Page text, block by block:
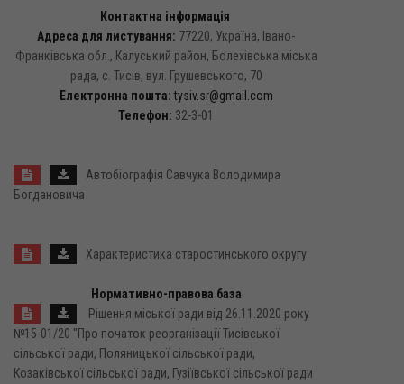
Контактна інформація
Адреса для листування: 77220, Україна, Івано-
Франківська обл., Калуський район, Болехівська міська
рада, с. Тисів, вул. Грушевського, 70
Електронна пошта:tysiv.sr@gmail.com
Телефон: 32-3-01
Автобіографія Савчука Володимира
Богдановича
Характеристика старостинського округу
Нормативно-правова база
Рішення міської ради від 26.11.2020 року
№15-01/20 "Про початок реорганізації Тисівської
сільської ради, Поляницької сільської ради,
Козаківської сільської ради, Гузіївської сільської ради